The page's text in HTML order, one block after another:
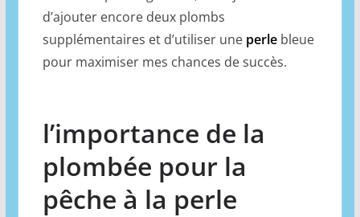
d’ajouter encore deux plombs
supplémentaires et d’utiliser une perlebleue
pour maximiser mes chances de succès.
l’importance de la
plombée pour la
pêche à la perle